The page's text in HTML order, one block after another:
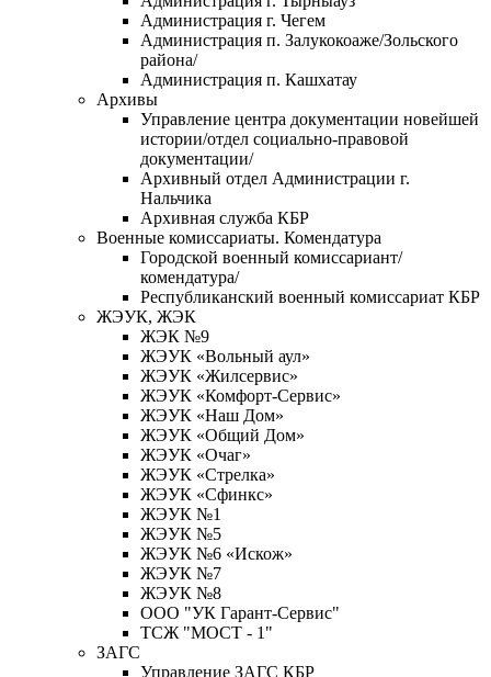
Администрация г. Чегем
Администрация п. Залукокоаже/Зольского
района/
Администрация п. Кашхатау
Архивы
Управление центра документации новейшей
истории/отдел социально-правовой
документации/
Архивный отдел Администрации г.
Нальчика
Архивная служба КБР
Военные комиссариаты. Комендатура
Городской военный комиссариант/
комендатура/
Республиканский военный комиссариат КБР
ЖЭУК, ЖЭК
ЖЭК №9
ЖЭУК «Вольный аул»
ЖЭУК «Жилсервис»
ЖЭУК «Комфорт-Сервис»
ЖЭУК «Наш Дом»
ЖЭУК «Общий Дом»
ЖЭУК «Очаг»
ЖЭУК «Стрелка»
ЖЭУК «Сфинкс»
ЖЭУК №1
ЖЭУК №5
ЖЭУК №6 «Искож»
ЖЭУК №7
ЖЭУК №8
ООО "УК Гарант-Сервис"
ТСЖ "МОСТ - 1"
ЗАГС
Управление ЗАГС КБР